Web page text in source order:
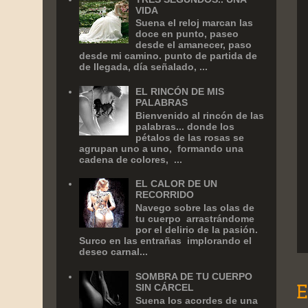
VIDA
Suena el reloj marcan las
doce en punto, paseo
desde el amanecer, paso
desde mi camino. punto de partida de
de llegada, día señalado, ...
EL RINCÓN DE MIS
PALABRAS
Bienvenido al rincón de las
palabras... donde los
pétalos de las rosas se
agrupan uno a uno, formando una
cadena de colores, ...
EL CALOR DE UN
RECORRIDO
Navego sobre las olas de
tu cuerpo arrastrándome
por el delirio de la pasión.
Surco en las entrañas implorando el
deseo carnal...
SOMBRA DE TU CUERPO
SIN CÁRCEL
Suena los acordes de una